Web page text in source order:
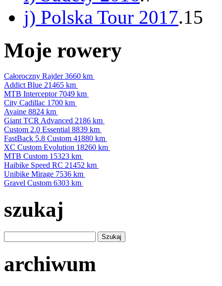
j) Polska Tour 2017.15
Moje rowery
Całoroczny Rajder3660 km
Addict Blue 21465 km
MTB Interceptor 7049 km
City Cadillac 1700 km
Avaine 8824 km
Giant TCR Advanced 2186 km
Custom 2.0 Essential 8839 km
FastBack 5.8 Custom 41880 km
XC Custom Evolution 18260 km
MTB Custom 15323 km
Haibike Speed RC 21452 km
Unibike Mirage 7536 km
Gravel Custom 6303 km
szukaj
archiwum